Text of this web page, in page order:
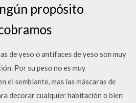
propósito
de yeso o antifaces de yeso son muy
Por su peso no es muy
el semblante, mas las máscaras de
decorar cualquier habitación o bien